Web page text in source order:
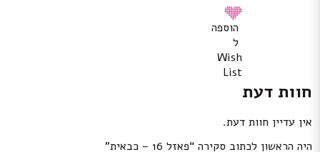
הוספה
ל
Wish
List
חוות דעת
אין עדיין חוות דעת.
היה הראשון לכתוב סקירה “פאזל 16 – כבאית”